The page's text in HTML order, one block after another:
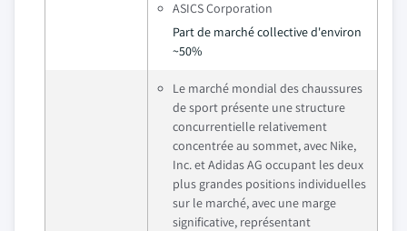
ASICS Corporation
Part de marché collective d'environ
~50%
Le marché mondial des chaussures
de sport présente une structure
concurrentielle relativement
concentrée au sommet, avec Nike,
Inc. et Adidas AG occupant les deux
plus grandes positions individuelles
sur le marché, avec une marge
significative, représentant